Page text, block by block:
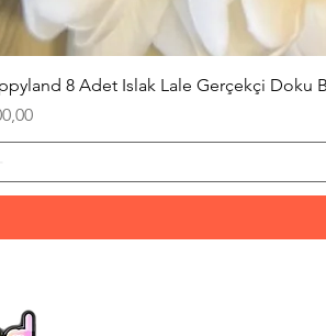
8 Adet Islak Lale Gerçekçi Doku